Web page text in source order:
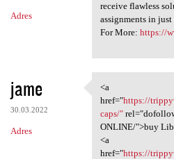
Adres
receive flawless
assignments in
For More: https://
jame
30.03.2022
Adres
<a href="https:/
<a
href="https://
caps/"
ONLINE/">buy
<a
href="https://